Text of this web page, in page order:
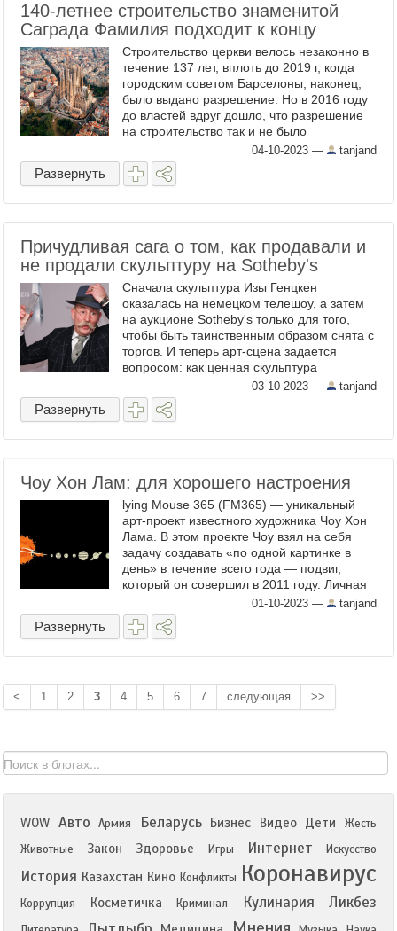
140-летнее строительство знаменитой
Саграда Фамилия подходит к концу
Строительство церкви велось незаконно в
течение 137 лет, вплоть до 2019 г, когда
городским советом Барселоны, наконец,
было выдано разрешение. Но в 2016 году
до властей вдруг дошло, что разрешение
на строительство так и не было
предоставлено. А тем временем это
великолепие ...
04-10-2023 — tanjand
Развернуть
Причудливая сага о том, как продавали и
не продали скульптуру на Sotheby's
Сначала скульптура Изы Генцкен
оказалась на немецком телешоу, а затем
на аукционе Sotheby's только для того,
чтобы быть таинственным образом снята с
торгов. И теперь арт-сцена задается
вопросом: как ценная скульптура
оказалась на телевидении? Странный
инцидент произошел в ...
03-10-2023 — tanjand
Развернуть
Чоу Хон Лам: для хорошего настроения
lying Mouse 365 (FM365) — уникальный
арт-проект известного художника Чоу Хон
Лама. В этом проекте Чоу взял на себя
задачу создавать «по одной картинке в
день» в течение всего года — подвиг,
который он совершил в 2011 году. Личная
миссия Чоу проста – дарить улыбки всему
...
01-10-2023 — tanjand
Развернуть
< 1 2 3 4 5 6 7 следующая >>
WOW Авто Армия Беларусь Бизнес Видео Дети
Жесть
Животные
Закон Здоровье Игры Интернет Искусство
История Казахстан Кино Конфликты Коронавирус
Коррупция Косметичка Криминал Кулинария Ликбез